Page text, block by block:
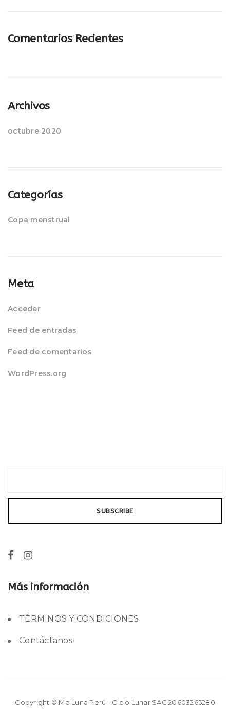
Comentarios Recientes
Archivos
octubre 2020
Categorías
Copa menstrual
Meta
Acceder
Feed de entradas
Feed de comentarios
WordPress.org
Más información
TÉRMINOS Y CONDICIONES
Contáctanos
Copyright © Me Luna Perú - Ciclo Lunar SAC 20603265280